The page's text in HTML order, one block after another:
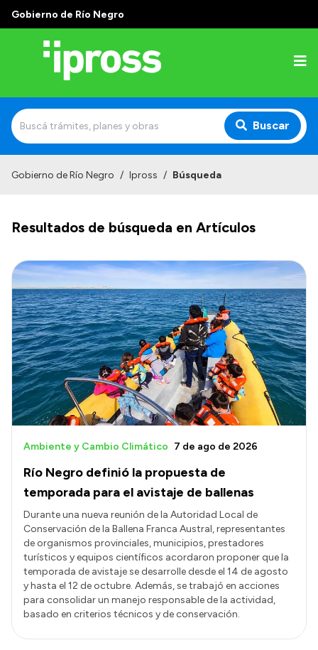
Gobierno de Río Negro
Buscar
¿Qué es IPROSS?
Autoridades
Delegaciones
Consultorios Propios
Presentación CV
Transparencia
Inversión en Salud
Licitaciones
Gobierno de Río Negro / Ipross / Búsqueda
Resultados de búsqueda en Artículos
Río Negro definió la propuesta de
temporada para el avistaje de ballenas
Ambiente y Cambio Climático 7 de ago de 2026
Durante una nueva reunión de la Autoridad Local de
Conservación de la Ballena Franca Austral, representantes
de organismos provinciales, municipios, prestadores
turísticos y equipos científicos acordaron proponer que la
temporada de avistaje se desarrolle desde el 14 de agosto
y hasta el 12 de octubre. Además, se trabajó en acciones
para consolidar un manejo responsable de la actividad,
basado en criterios técnicos y de conservación.